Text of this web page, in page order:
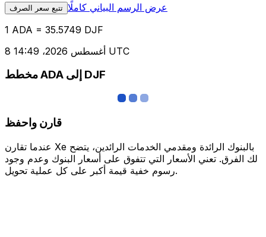
تتبع سعر الصرف عرض الرسم البياني كاملًا
1 ADA = 35.5749 DJF
8 أغسطس 2026، 14:49 UTC
مخطط ADA إلى DJF
قارن واحفظ
عندما تقارن Xe بالبنوك الرائدة ومقدمي الخدمات الرائدين، يتضح
لك الفرق. تعني الأسعار التي تتفوق على أسعار البنوك وعدم وجود
رسوم خفية قيمة أكبر على كل عملية تحويل.